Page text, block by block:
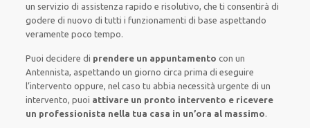
un servizio di assistenza rapido e risolutivo, che ticonsentirà di
godere di nuovodi tutti i funzionamenti di base aspettando
veramente poco tempo.
Puoi decidere di prendere un appuntamento con un
Antennista, aspettandoun giorno circa prima dieseguire
l’intervento oppure, nel caso tu abbia necessità urgente di un
intervento, puoi attivare un pronto intervento e ricevere
un professionista nella tua casa in un’ora al massimo.